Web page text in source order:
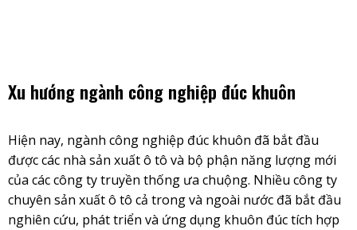
Xu hướng ngành công nghiệp đúc khuôn
Hiện nay, ngành công nghiệp đúc khuôn đã bắt đầu
được các nhà sản xuất ô tô và bộ phận năng lượng mới
của các công ty truyền thống ưa chuộng. Nhiều công ty
chuyên sản xuất ô tô cả trong và ngoài nước đã bắt đầu
nghiên cứu, phát triển và ứng dụng khuôn đúc tích hợp